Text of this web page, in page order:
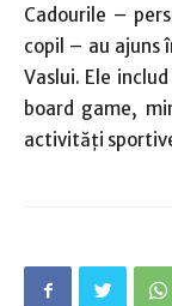
Cadourile –
copil – au ajuns
Vaslui. Ele
board game,
activităţi